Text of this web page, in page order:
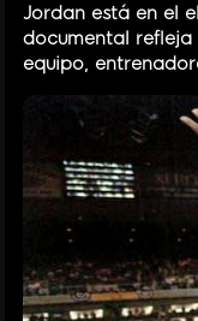
Jordan está en el
documental refleja
equipo,